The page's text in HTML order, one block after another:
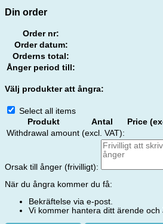
Din order
Order nr:
Order datum:
Orderns total:
Ånger period till:
Välj produkter att ångra:
Select all items
Produkt
Antal
Price
Withdrawal amount (excl. VAT):
Orsak till ånger (frivilligt):
När du ångra kommer du få:
Bekräftelse via e-post.
Vi kommer hantera ditt ärende och